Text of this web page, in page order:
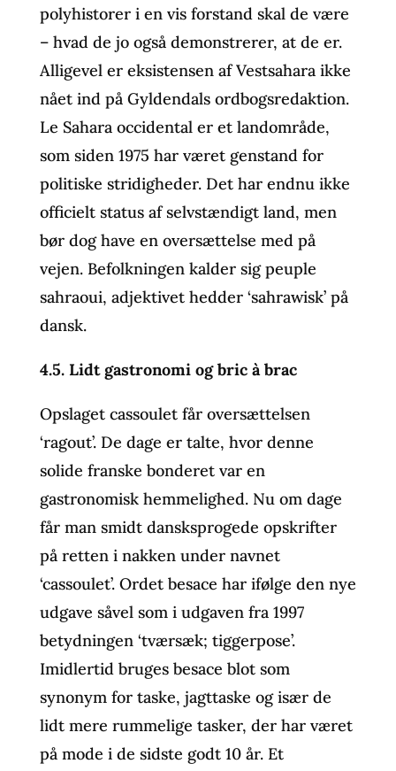
polyhistorer i en vis forstand skal de være
– hvad de jo også demonstrerer, at de er.
Alligevel er eksistensen af Vestsahara ikke
nået ind på Gyldendals ordbogsredaktion.
Le Sahara occidental er et landområde,
som siden 1975 har været genstand for
politiske stridigheder. Det har endnu ikke
officielt status af selvstændigt land, men
bør dog have en oversættelse med på
vejen. Befolkningen kalder sig peuple
sahraoui, adjektivet hedder ‘sahrawisk’ på
dansk.
4.5. Lidt gastronomi og bric à brac
Opslaget cassoulet får oversættelsen
‘ragout’. De dage er talte, hvor denne
solide franske bonderet var en
gastronomisk hemmelighed. Nu om dage
får man smidt dansksprogede opskrifter
på retten i nakken under navnet
‘cassoulet’. Ordet besace har ifølge den nye
udgave såvel som i udgaven fra 1997
betydningen ‘tværsæk; tiggerpose’.
Imidlertid bruges besace blot som
synonym for taske, jagttaske og især de
lidt mere rummelige tasker, der har været
på mode i de sidste godt 10 år. Et